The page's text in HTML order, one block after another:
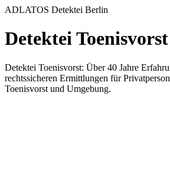
ADLATOS Detektei Berlin
Detektei Toenisvorst
Detektei Toenisvorst: Über 40 Jahre
rechtssicheren Ermittlungen für
Toenisvorst und Umgebung.